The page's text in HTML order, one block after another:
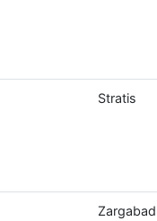
Stratis
Zargabad